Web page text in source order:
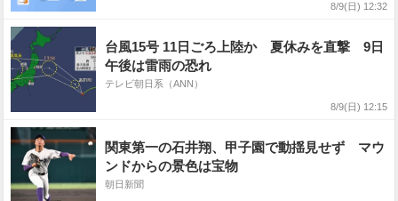
8/9(日) 12:32
台風15号 11日ごろ上陸か 夏休みを直撃 9日
午後は雷雨の恐れ
テレビ朝日系（ANN）
8/9(日) 12:15
関東第一の石井翔、甲子園で動揺見せず マウ
ンドからの景色は宝物
朝日新聞